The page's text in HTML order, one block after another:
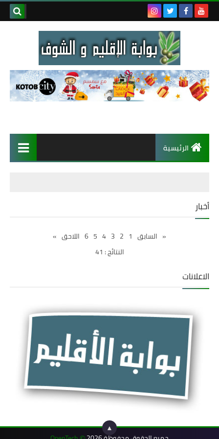
الرئيسية
أخبار
« السابق 1
2
3
4
5
6 اللاحق »
النتائج : 41
الاعلانات
▲